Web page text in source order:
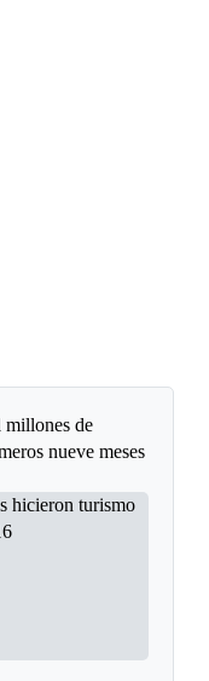
millones de
nueve meses